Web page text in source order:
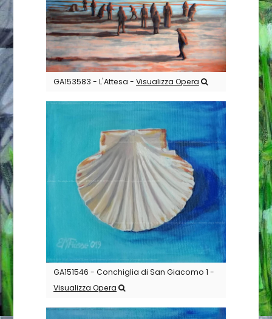
GA153583 - L'Attesa - Visualizza Opera
GA151546 - Conchiglia di San Giacomo 1 -
Visualizza Opera